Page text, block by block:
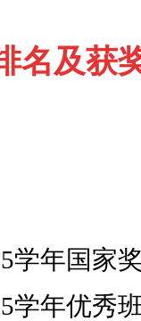
名及获
学年国家
年优秀